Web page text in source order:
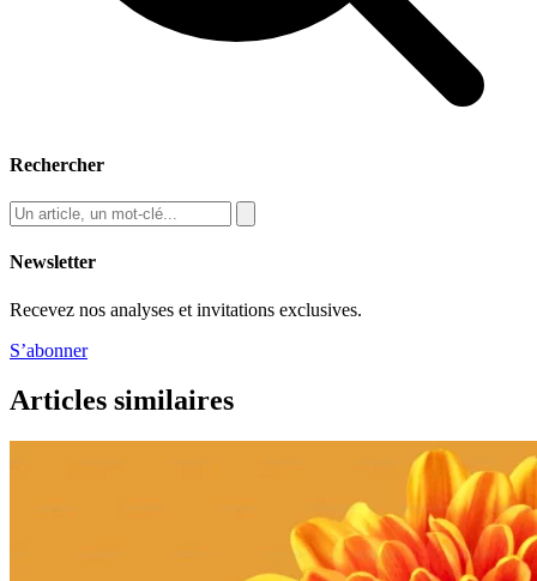
Rechercher
Newsletter
Recevez nos analyses et invitations exclusives.
S’abonner
Articles similaires